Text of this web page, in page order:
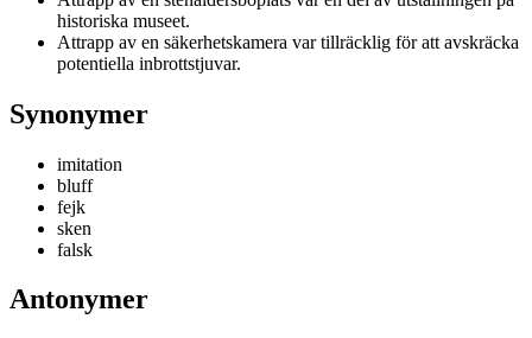
historiska museet.
Attrapp av en säkerhetskamera var tillräcklig för att avskräcka
potentiella inbrottstjuvar.
Synonymer
imitation
bluff
fejk
sken
falsk
Antonymer